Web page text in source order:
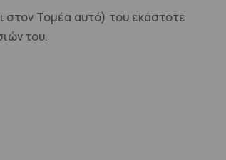
στον Τομέα αυτό) του εκάστοτε
του.